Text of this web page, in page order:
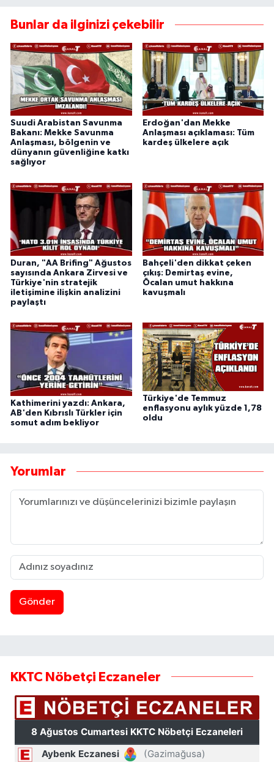
Bunlar da ilginizi çekebilir
Suudi Arabistan Savunma
Bakanı: Mekke Savunma
Anlaşması, bölgenin ve
dünyanın güvenliğine katkı
sağlıyor
Erdoğan'dan Mekke
Anlaşması açıklaması: Tüm
kardeş ülkelere açık
Duran, "AA Brifing" Ağustos
sayısında Ankara Zirvesi ve
Türkiye'nin stratejik
iletişimine ilişkin analizini
paylaştı
Bahçeli'den dikkat çeken
çıkış: Demirtaş evine,
Öcalan umut hakkına
kavuşmalı
Kathimerini yazdı: Ankara,
AB'den Kıbrıslı Türkler için
somut adım bekliyor
Türkiye'de Temmuz
enflasyonu aylık yüzde 1,78
oldu
Yorumlar
Gönder
KKTC Nöbetçi Eczaneler